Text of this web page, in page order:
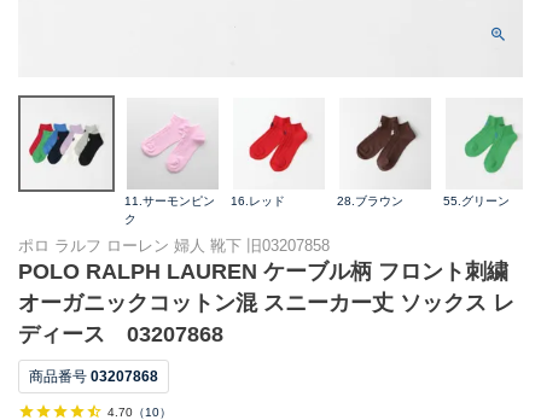
11.サーモンピン
ク
16.レッド 28.ブラウン 55.グリーン
ポロ ラルフ ローレン 婦人 靴下 旧03207858
POLO RALPH LAUREN ケーブル柄 フロント刺繍
オーガニックコットン混 スニーカー丈 ソックス レ
ディース 03207868
商品番号 03207868
4.70 （10）